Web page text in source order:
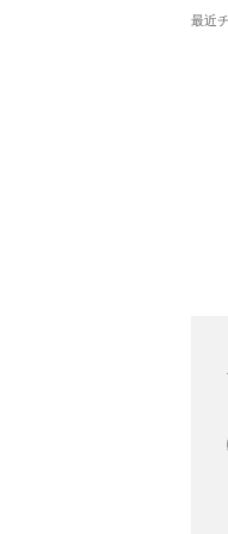
最近